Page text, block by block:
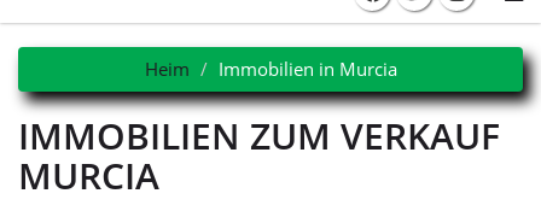
Heim Immobilien in Murcia
IMMOBILIEN ZUM VERKAUF
MURCIA